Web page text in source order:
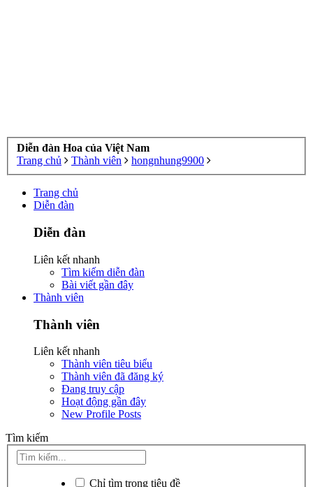
Diễn đàn Hoa của Việt Nam
Trang chủ
Thành viên hongnhung9900
Trang chủ
Diễn đàn
Diễn đàn
Liên kết nhanh
Tìm kiếm diễn đàn
Bài viết gần đây
Thành viên
Thành viên
Liên kết nhanh
Thành viên tiêu biểu
Thành viên đã đăng ký
Đang truy cập
Hoạt động gần đây
New Profile Posts
Tìm kiếm
Chỉ tìm trong tiêu đề